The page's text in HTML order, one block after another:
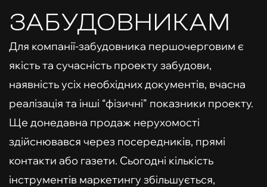
ЗАБУДОВНИКАМ
Для компанії-забудовника першочерговим є
якість та сучасність проекту забудови,
наявність усіх необхідних документів, вчасна
реалізація та інші “фізичні” показники проекту.
Ще донедавна продаж нерухомості
здійснювався через посередників, прямі
контакти або газети. Сьогодні кількість
інструментів маркетингу збільшується,